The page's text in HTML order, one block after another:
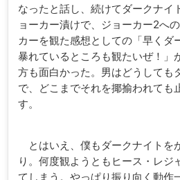
なったと話し、続けてダークナイ
ョーカー漬けで、ジョーカー2へ
カーを観た感想としての「早くダ
暴れているところも観たいぜ！」
方も面白かった。男はどうしても
で、どこまでそれを揶揄われても
す。
とはいえ、僕もダークナイトを
り。何度観ようともヒース・レジ
てしまう。やっぱり振り向く動作